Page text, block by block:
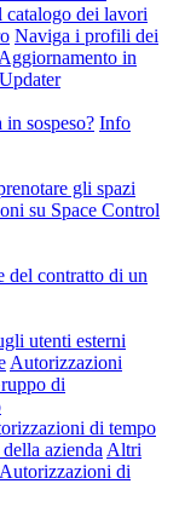
dei lavori
Naviga i profili dei
Aggiornamento in
sospeso? Info
gli spazi
su Space Control
del contratto di un
utenti esterni
Autorizzazioni
di
di tempo
azienda Altri
Autorizzazioni di